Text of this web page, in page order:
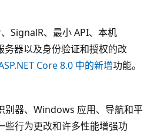
SignalR、最小 API、本机
务器以及身份验证和授权的改
Core 8.0 中的新增功能。
别器、Windows 应用、导航和平
些行为更改和许多性能增强功